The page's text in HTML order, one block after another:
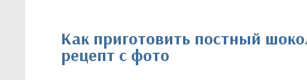
Как приготовить постный
рецепт с фото